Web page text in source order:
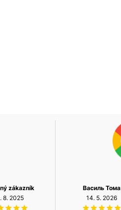
Ověřený zákazník
zákazník
8. 2025
Jakub Škrha
Василь Тома
14. 5. 2026
a